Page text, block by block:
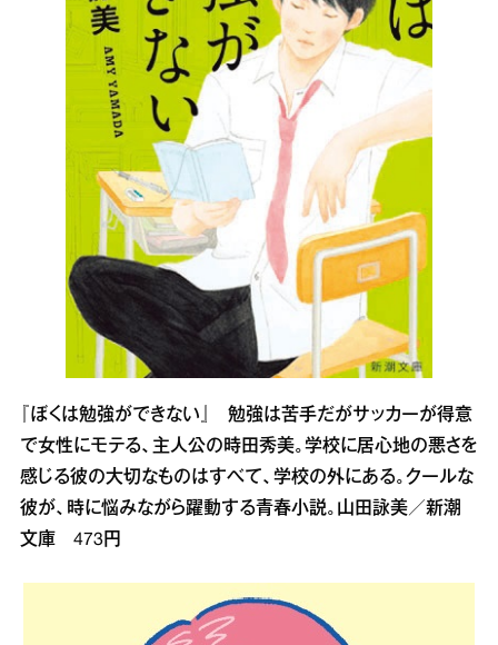
『ぼくは勉強ができない』 勉強は苦手だがサッカーが得意
で女性にモテる、主人公の時田秀美。学校に居心地の悪さを
感じる彼の大切なものはすべて、学校の外にある。クールな
彼が、時に悩みながら躍動する青春小説。山田詠美／新潮
文庫 473円